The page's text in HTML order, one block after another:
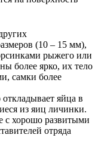
(10 – 15 мм),
рыжего или
более ярко, их тело
самки более
яйца в
из яиц личинки.
с хорошо развитыми
отряда